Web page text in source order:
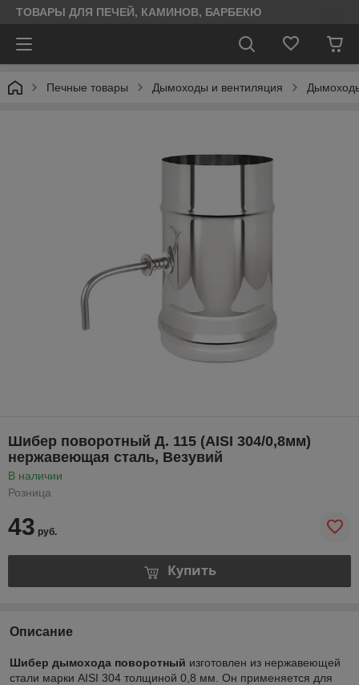
ТОВАРЫ ДЛЯ ПЕЧЕЙ, КАМИНОВ, БАРБЕКЮ
Печные товары Дымоходы и вентиляция
Шибер поворотный Д. 115 (AISI 304/0,8мм)
нержавеющая сталь, Везувий
В наличии
Розница
43 руб.
Купить
Описание
Шибер дымохода поворотный изготовлен из нержавеющей
стали марки AISI 304 толщиной 0,8 мм. Он применяется для